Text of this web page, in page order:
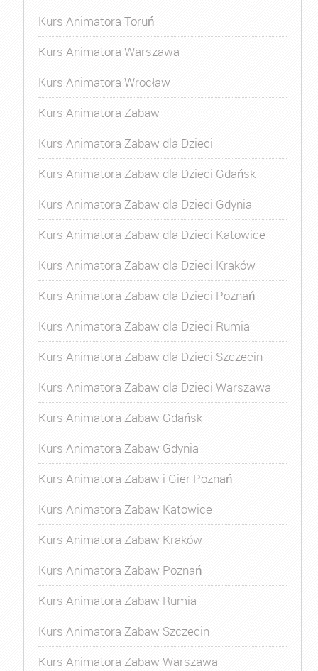
Kurs Animatora Toruń
Kurs Animatora Warszawa
Kurs Animatora Wrocław
Kurs Animatora Zabaw
Kurs Animatora Zabaw dla Dzieci
Kurs Animatora Zabaw dla Dzieci Gdańsk
Kurs Animatora Zabaw dla Dzieci Gdynia
Kurs Animatora Zabaw dla Dzieci Katowice
Kurs Animatora Zabaw dla Dzieci Kraków
Kurs Animatora Zabaw dla Dzieci Poznań
Kurs Animatora Zabaw dla Dzieci Rumia
Kurs Animatora Zabaw dla Dzieci Szczecin
Kurs Animatora Zabaw dla Dzieci Warszawa
Kurs Animatora Zabaw Gdańsk
Kurs Animatora Zabaw Gdynia
Kurs Animatora Zabaw i Gier Poznań
Kurs Animatora Zabaw Katowice
Kurs Animatora Zabaw Kraków
Kurs Animatora Zabaw Poznań
Kurs Animatora Zabaw Rumia
Kurs Animatora Zabaw Szczecin
Kurs Animatora Zabaw Warszawa